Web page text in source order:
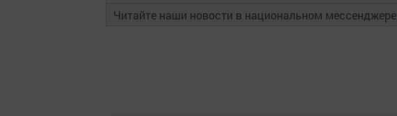
Читайте наши новости в национальном мессенджере